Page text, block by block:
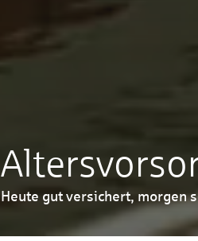
Heute gut versichert, morgen